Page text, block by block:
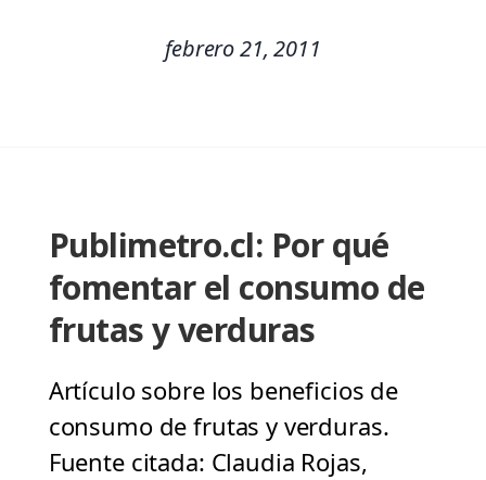
febrero 21, 2011
Publimetro.cl: Por qué
fomentar el consumo de
frutas y verduras
Artículo sobre los beneficios de
consumo de frutas y verduras.
Fuente citada: Claudia Rojas,